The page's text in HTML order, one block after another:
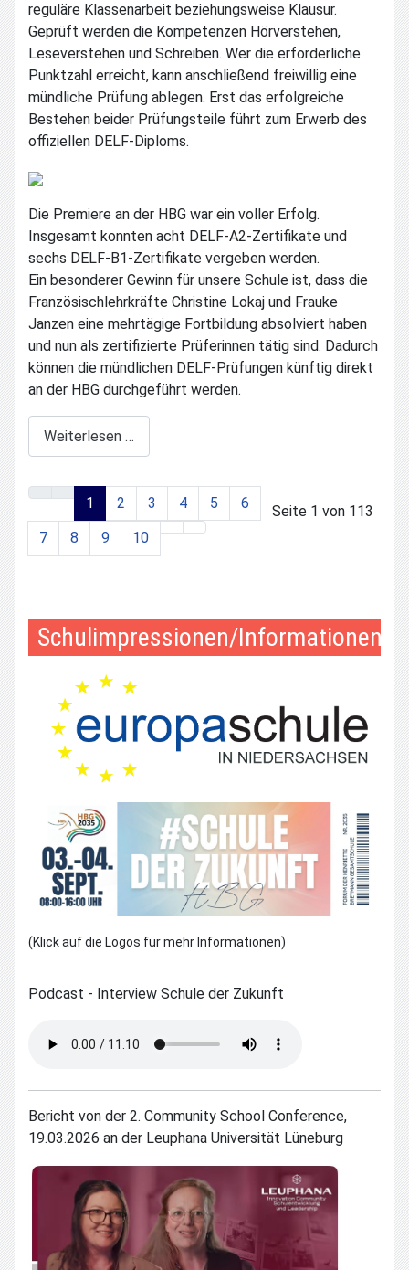
Schulimpressionen/Informationen
(Klick auf die Logos für mehr Informationen)
Podcast - Interview Schule der Zukunft
Bericht von der 2. Community School Conference,
19.03.2026 an der Leuphana Universität Lüneburg
reguläre Klassenarbeit beziehungsweise Klausur.
Geprüft werden die Kompetenzen Hörverstehen,
Leseverstehen und Schreiben. Wer die erforderliche
Punktzahl erreicht, kann anschließend freiwillig eine
mündliche Prüfung ablegen. Erst das erfolgreiche
Bestehen beider Prüfungsteile führt zum Erwerb des
offiziellen DELF-Diploms.
Die Premiere an der HBG war ein voller Erfolg.
Insgesamt konnten acht DELF-A2-Zertifikate und
sechs DELF-B1-Zertifikate vergeben werden.
Ein besonderer Gewinn für unsere Schule ist, dass die
Französischlehrkräfte Christine Lokaj und Frauke
Janzen eine mehrtägige Fortbildung absolviert haben
und nun als zertifizierte Prüferinnen tätig sind. Dadurch
können die mündlichen DELF-Prüfungen künftig direkt
an der HBG durchgeführt werden.
Weiterlesen …
Seite 1 von 113
1 2 3 4 5
6
7
8 9 10